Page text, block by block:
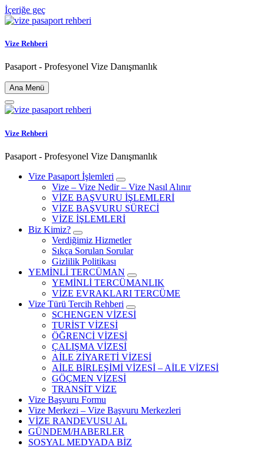
İçeriğe geç
Vize Rehberi
Pasaport - Profesyonel Vize Danışmanlık
Ana Menü
Vize Rehberi
Pasaport - Profesyonel Vize Danışmanlık
Vize Pasaport İşlemleri
Vize – Vize Nedir – Vize Nasıl Alınır
VİZE BAŞVURU İŞLEMLERİ
VİZE BAŞVURU SÜRECİ
VİZE İŞLEMLERİ
Biz Kimiz?
Verdiğimiz Hizmetler
Sıkça Sorulan Sorular
Gizlilik Politikası
YEMİNLİ TERCÜMAN
YEMİNLİ TERCÜMANLIK
VİZE EVRAKLARI TERCÜME
Vize Türü Tercih Rehberi
SCHENGEN VİZESİ
TURİST VİZESİ
ÖĞRENCİ VİZESİ
ÇALIŞMA VİZESİ
AİLE ZİYARETİ VİZESİ
AİLE BİRLEŞİMİ VİZESİ – AİLE VİZESİ
GÖÇMEN VİZESİ
TRANSİT VİZE
Vize Başvuru Formu
Vize Merkezi – Vize Başvuru Merkezleri
VİZE RANDEVUSU AL
GÜNDEM/HABERLER
SOSYAL MEDYADA BİZ